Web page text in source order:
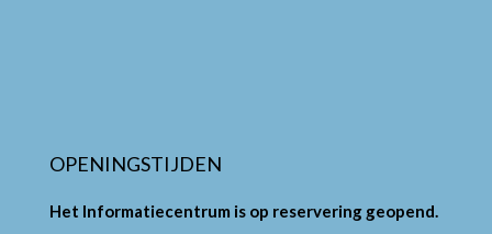
OPENINGSTIJDEN
Het Informatiecentrum is op reservering geopend.